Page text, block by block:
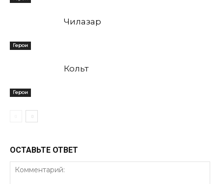
Герои
Чилазар
Герои
Кольт
ОСТАВЬТЕ ОТВЕТ